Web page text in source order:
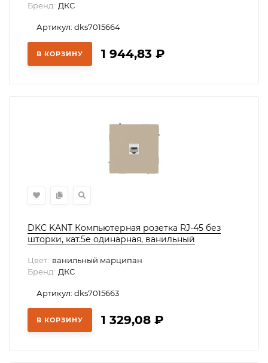
Бренд: ДКС
Артикул: dks7015664
В КОРЗИНУ 1 944,83 ₽
DKC KANT Компьютерная розетка RJ-45 без
шторки, кат.5е одинарная, ванильный
Цвет: ванильный марципан
Бренд: ДКС
Артикул: dks7015663
В КОРЗИНУ 1 329,08 ₽